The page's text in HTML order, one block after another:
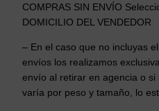
COMPRAS SIN ENVÍO
DOMICILIO DEL VENDEDOR
– En el caso que no incluyas
envíos los realizamos
envío al retirar en agencia o
varía por peso y tamaño, lo